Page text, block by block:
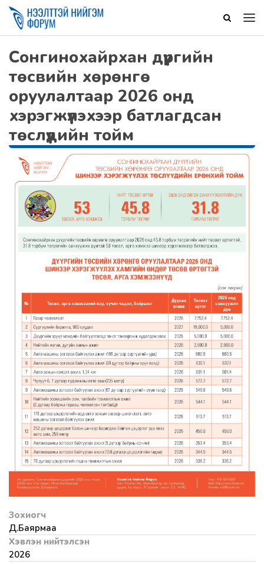
Сонгинохайрхан дүүргийн
төсвийн хөрөнгө
оруулалтаар 2026 онд
хэрэгжүүлэхээр батлагдсан
төслүүдийн тойм
Зохиогч
Д.Баярмаа
Хэвлэн нийтэлсэн
2026